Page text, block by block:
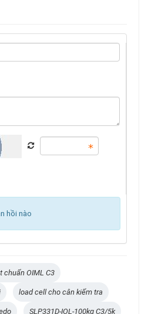
hồi nào
chuẩn OIML C3
load cell cho cân kiểm tra
SLP331D-IOL-100kg C3/5k